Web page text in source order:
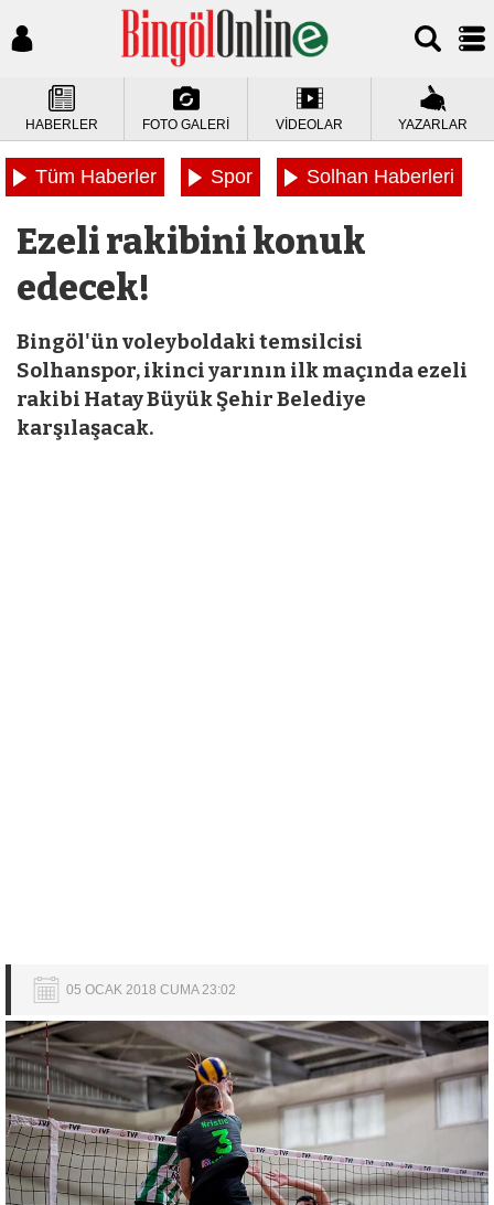
HABERLER FOTO GALERİ VİDEOLAR YAZARLAR
Tüm Haberler Spor Solhan Haberleri
Ezeli rakibini konuk
edecek!
Bingöl'ün voleyboldaki temsilcisi
Solhanspor, ikinci yarının ilk maçında ezeli
rakibi Hatay Büyük Şehir Belediye
karşılaşacak.
05 OCAK 2018 CUMA 23:02